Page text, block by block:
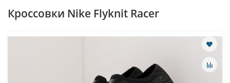
Кроссовки Nike Flyknit Racer